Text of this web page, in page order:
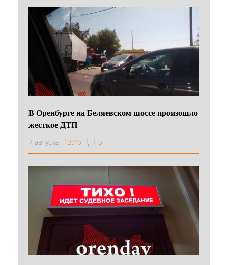
В Оренбурге на Беляевском шоссе произошло
жесткое ДТП
7 августа 13:46 5